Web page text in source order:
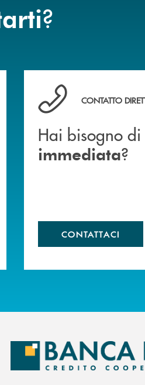
?
Hai bisogno di
CONTATTO
Hai bisogno di
immediata?
CONTATTACI